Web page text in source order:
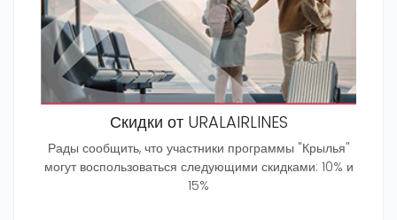
Скидки от URALAIRLINES
Рады сообщить, что участники программы "Крылья"
могут воспользоваться следующими скидками: 10% и
15%